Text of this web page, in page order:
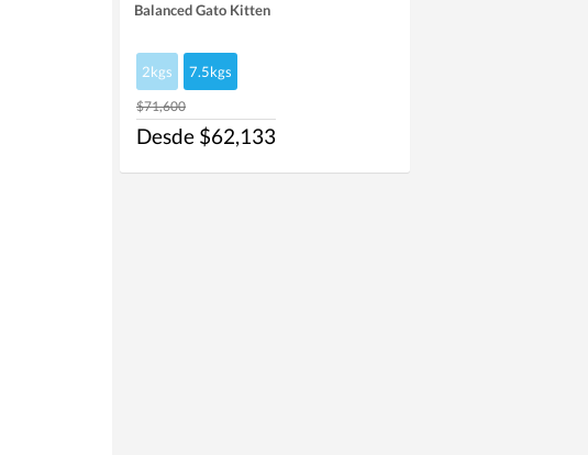
Balanced Gato Kitten
2kgs 7.5kgs
$71,600
Desde $62,133